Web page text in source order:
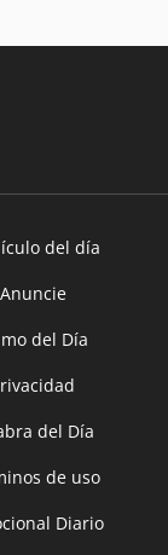
del día
Anuncie
del Día
del Día
de uso
Diario